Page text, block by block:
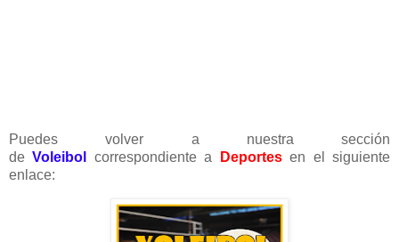
Puedes volver a nuestra sección
deVoleibol correspondiente a Deportes en el siguiente
enlace: